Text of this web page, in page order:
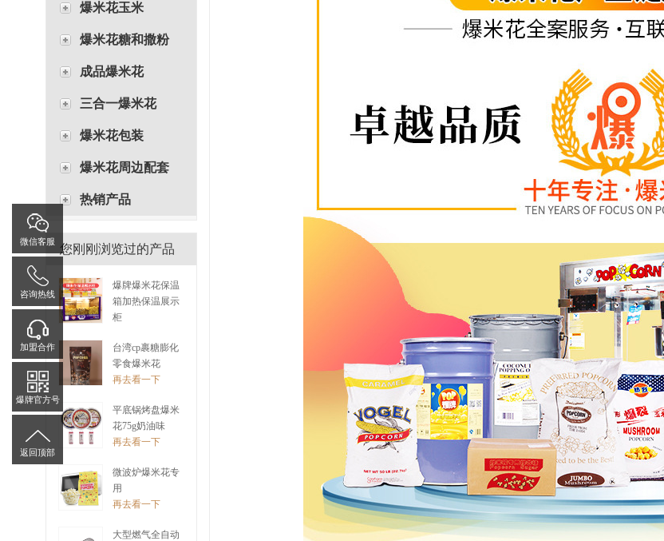
爆米花玉米
爆米花糖和撒粉
成品爆米花
三合一爆米花
爆米花包装
爆米花周边配套
热销产品
您刚刚浏览过的产品
爆牌爆米花保温
箱加热保温展示
柜
台湾cp裹糖膨化
零食爆米花
再去看一下
平底锅烤盘爆米
花75g奶油味
再去看一下
微波炉爆米花专
用
再去看一下
大型燃气全自动
微信客服
咨询热线
加盟合作
爆牌官方号
返回顶部